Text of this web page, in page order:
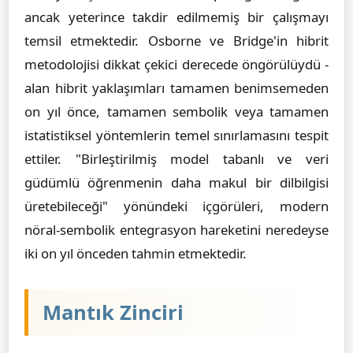
ancak yeterince takdir edilmemiş bir çalışmayı
temsil etmektedir. Osborne ve Bridge'in hibrit
metodolojisi dikkat çekici derecede öngörülüydü -
alan hibrit yaklaşımları tamamen benimsemeden
on yıl önce, tamamen sembolik veya tamamen
istatistiksel yöntemlerin temel sınırlamasını tespit
ettiler. "Birleştirilmiş model tabanlı ve veri
güdümlü öğrenmenin daha makul bir dilbilgisi
üretebileceği" yönündeki içgörüleri, modern
nöral-sembolik entegrasyon hareketini neredeyse
iki on yıl önceden tahmin etmektedir.
Mantık Zinciri